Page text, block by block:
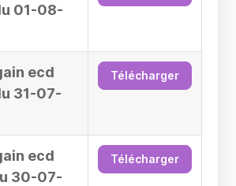
01-08-
ecd
31-07-
Télécharger
ecd
30-07-
Télécharger